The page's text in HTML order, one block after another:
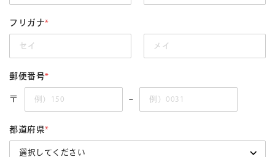
フリガナ*
郵便番号*
〒 –
都道府県*